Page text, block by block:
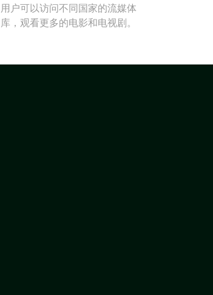
用户可以访问不同国家的流媒体
库，观看更多的电影和电视剧。